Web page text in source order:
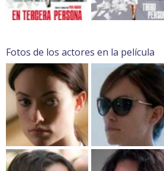
Fotos de los actores en la película